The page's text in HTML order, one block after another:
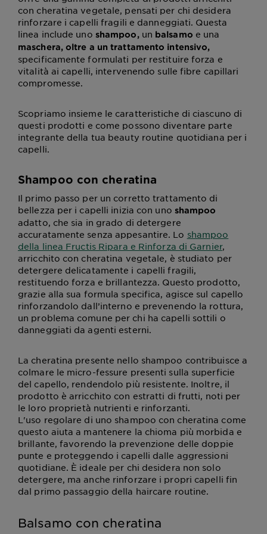
con cheratina vegetale, pensati per chi desidera
rinforzare i capelli fragili e danneggiati. Questa
linea include uno shampoo,un balsamo e una
maschera, oltre a un trattamento intensivo,
specificamente formulati per restituire forza e
vitalità ai capelli, intervenendo sulle fibre capillari
compromesse.
Scopriamo insieme le caratteristiche di ciascuno di
questi prodotti e come possono diventare parte
integrante della tua beauty routine quotidiana per i
capelli.
Shampoo con cheratina
Il primo passo per un corretto trattamento di
bellezza per i capelli inizia con uno shampoo
adatto, che sia in grado di detergere
accuratamente senza appesantire. Lo shampoo
della linea Fructis Ripara e Rinforza di Garnier,
arricchito con cheratina vegetale, è studiato per
detergere delicatamente i capelli fragili,
restituendo forza e brillantezza. Questo prodotto,
grazie alla sua formula specifica, agisce sul capello
rinforzandolo dall’interno e prevenendo la rottura,
un problema comune per chi ha capelli sottili o
danneggiati da agenti esterni.
La cheratina presente nello shampoo contribuisce a
colmare le micro-fessure presenti sulla superficie
del capello, rendendolo più resistente. Inoltre, il
prodotto è arricchito con estratti di frutti, noti per
le loro proprietà nutrienti e rinforzanti.
L'uso regolare di uno shampoo con cheratina come
questo aiuta a mantenere la chioma più morbida e
brillante, favorendo la prevenzione delle doppie
punte e proteggendo i capelli dalle aggressioni
quotidiane. È ideale per chi desidera non solo
detergere, ma anche rinforzare i propri capelli fin
dal primo passaggio della haircare routine.
Balsamo con cheratina